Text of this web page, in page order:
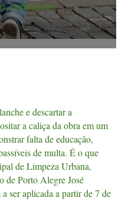
poderá ser
e descartar a
a caliça da obra em um
falta de educação,
de multa. É o que
de Limpeza Urbana,
de Porto Alegre José
ser aplicada a partir de 7 de